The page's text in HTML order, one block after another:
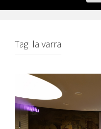
Tag: la varra